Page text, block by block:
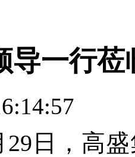
导一行莅
29日，高